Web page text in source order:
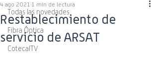
Todas las novedades
Fibra Óptica
CotecalTV
Restablecimiento de
servicio de ARSAT
4 ago 2021 1 min de lectura